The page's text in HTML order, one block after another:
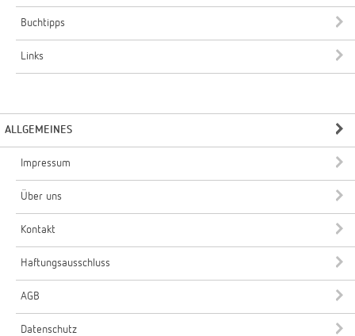
Buchtipps
Links
ALLGEMEINES
Impressum
Über uns
Kontakt
Haftungsausschluss
AGB
Datenschutz